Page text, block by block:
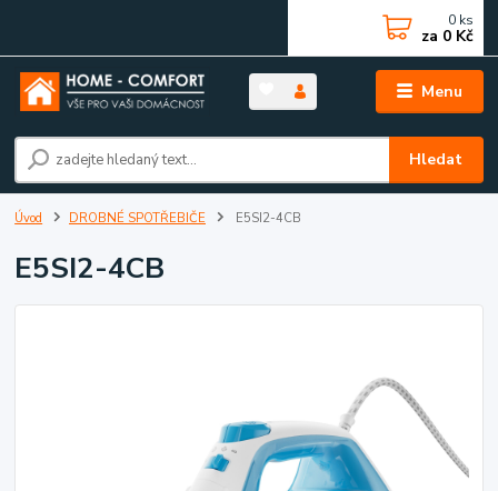
Menu
Hledat
0 ks
za 0 Kč
Úvod DROBNÉ SPOTŘEBIČE E5SI2-4CB
E5SI2-4CB